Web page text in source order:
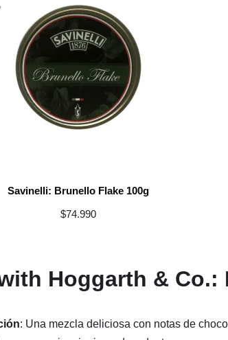
Savinelli: Brunello Flake 100g
$74.990
Hoggarth & Co.:
: Una mezcla deliciosa con notas de